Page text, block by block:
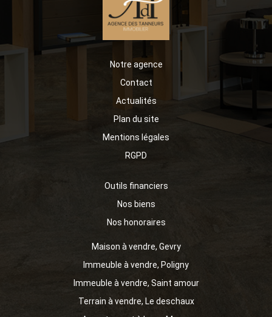
Notre agence
Contact
Actualités
Plan du site
Mentions légales
RGPD
Outils financiers
Nos biens
Nos honoraires
Maison à vendre, Gevry
Immeuble à vendre, Poligny
Immeuble à vendre, Saint amour
Terrain à vendre, Le deschaux